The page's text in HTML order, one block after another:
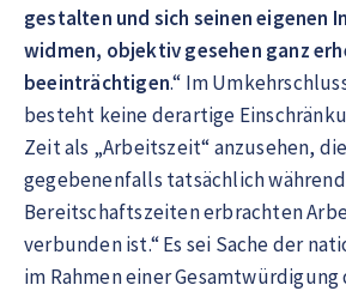
gestalten und sich seinen eigenen
widmen, objektiv gesehen ganz
beeinträchtigen.“ Im
besteht keine derartige
Zeit als „Arbeitszeit“ anzusehen,
gegebenenfalls tatsächlich
Bereitschaftszeiten erbrachten
verbunden ist.“ Es sei Sache der
im Rahmen einer